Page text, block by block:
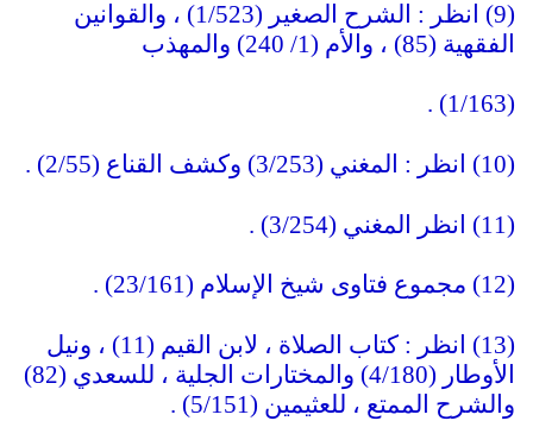
(9) انظر : الشرح الصغير (1/523) ، والقوانين
الفقهية (85) ، والأم (1/ 240) والمهذب
(1/163) .
(10) انظر : المغني (3/253) وكشف القناع (2/55) .
(11) انظر المغني (3/254) .
(12) مجموع فتاوى شيخ الإسلام (23/161) .
(13) انظر : كتاب الصلاة ، لابن القيم (11) ، ونيل
الأوطار (4/180) والمختارات الجلية ، للسعدي (82)
والشرح الممتع ، للعثيمين (5/151) .